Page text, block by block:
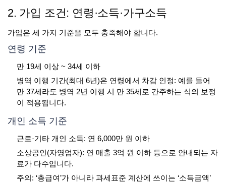
2. 가입 조건: 연령·소득·가구소득
가입은 세 가지 기준을 모두 충족해야 합니다.
연령 기준
만 19세 이상 ~ 34세 이하
병역 이행 기간(최대 6년)은 연령에서 차감 인정: 예를 들어
만 37세라도 병역 2년 이행 시 만 35세로 간주하는 식의 보정
이 적용됩니다.
개인 소득 기준
근로·기타 개인 소득: 연 6,000만 원 이하
소상공인(자영업자): 연 매출 3억 원 이하 등으로 안내되는 자
료가 다수입니다.
주의: ‘총급여’가 아니라 과세표준 계산에 쓰이는 ‘소득금액’